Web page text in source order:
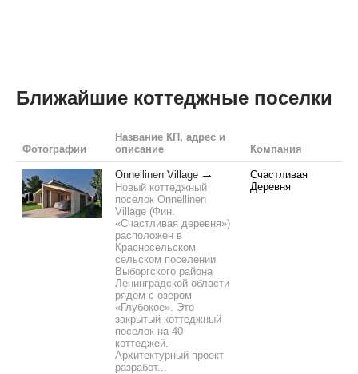
Ближайшие коттеджные поселки
Фотографии
Название КП, адрес и
описание
Компания
Onnellinen Village
Новый коттеджный
поселок Onnellinen
Village (Фин.
«Счастливая деревня»)
расположен в
Красносельском
сельском поселении
Выборгского района
Ленинградской области
рядом с озером
«Глубокое». Это
закрытый коттеджный
поселок на 40
коттеджей.
Архитектурный проект
разработ...
Счастливая
Деревня